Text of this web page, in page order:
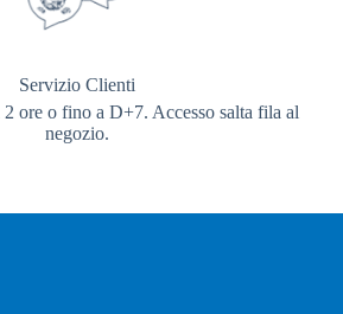
Servizio Clienti
ore o fino a D+7. Accesso salta fila al
negozio.